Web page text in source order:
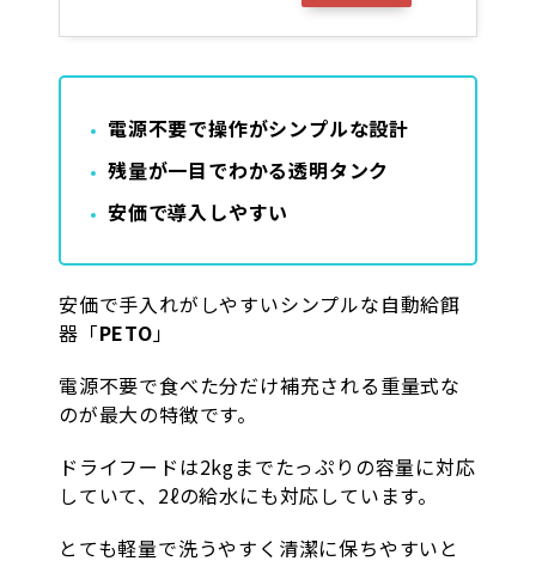
電源不要で操作がシンプルな設計
残量が一目でわかる透明タンク
安価で導入しやすい
安価で手入れがしやすいシンプルな自動給餌
器「PETO」
電源不要で食べた分だけ補充される重量式な
のが最大の特徴です。
ドライフードは2kgまでたっぷりの容量に対応
していて、2ℓの給水にも対応しています。
とても軽量で洗うやすく清潔に保ちやすいと